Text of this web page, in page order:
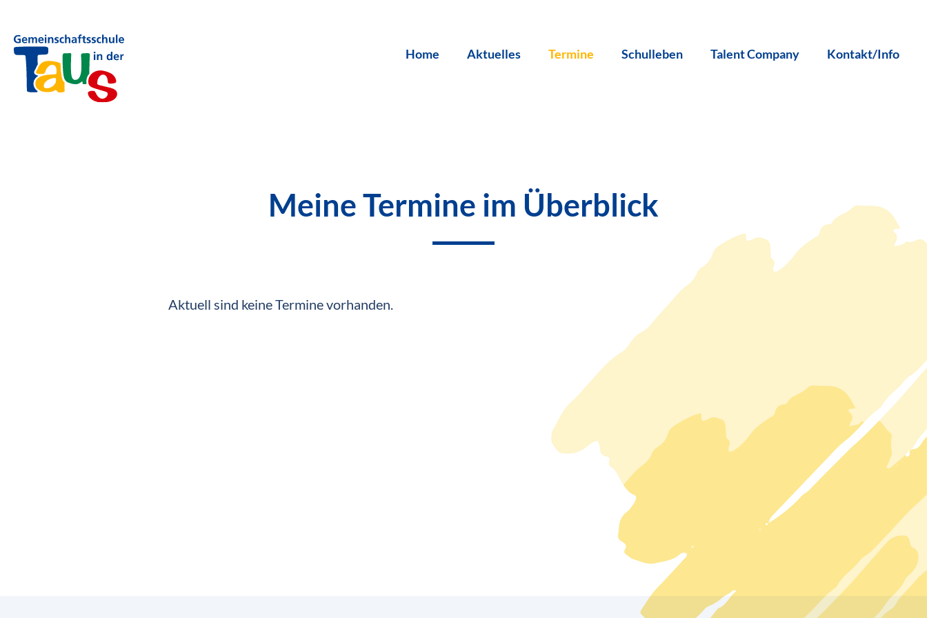
Navigation
Home Aktuelles Termine Schulleben Talent Company Kontakt/Info
Meine Termine im Überblick
Aktuell sind keine Termine vorhanden.